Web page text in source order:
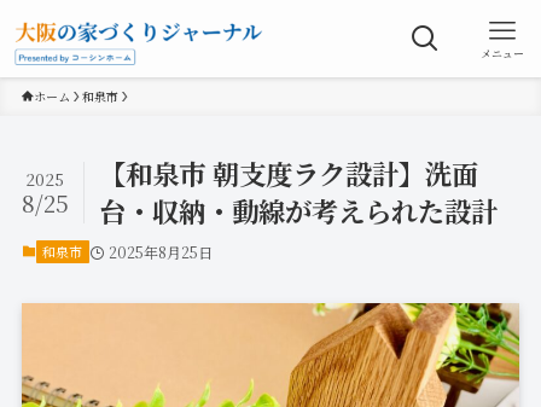
メニュー
ホーム 和泉市
【和泉市 朝支度ラク設計】洗面
台・収納・動線が考えられた設計
2025
8/25
和泉市 2025年8月25日